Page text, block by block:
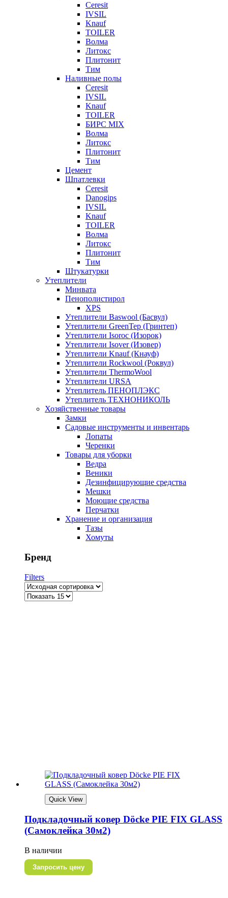
Ceresit
IVSIL
Knauf
TOILER
Волма
Литокс
Плитонит
Тим
Наливные полы
Ceresit
IVSIL
Knauf
TOILER
БИРС MIX
Волма
Литокс
Плитонит
Тим
Цемент
Шпатлевки
Ceresit
Danogips
IVSIL
Knauf
TOILER
Волма
Литокс
Плитонит
Тим
Штукатурки
Утеплители
Минвата
Пенополистирол
XPS
Утеплители Baswool (Басвул)
Утеплители GreenTep (Гринтеп)
Утеплители Isoroc (Изорок)
Утеплители Isover (Изовер)
Утеплители Knauf (Кнауф)
Утеплители Rockwool (Роквул)
Утеплители ThermoWool
Утеплители URSA
Утеплитель ПЕНОПЛЭКС
Утеплитель ТЕХНОНИКОЛЬ
Хозяйственные товары
Замки
Садовые инструменты и инвентарь
Лопаты
Черенки
Товары для уборки
Ведра
Веники
Дезинфицирующие средства
Мешки
Моющие средства
Перчатки
Хранение и организация
Тазы
Хомуты
Бренд
Filters
Quick View
Подкладочный ковер Döcke PIE FIX GLASS
(Самоклейка 30м2)
В наличии
Запросить цену